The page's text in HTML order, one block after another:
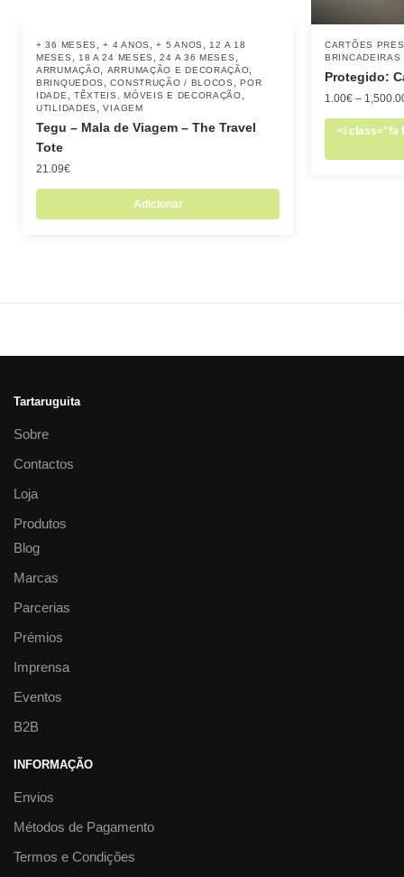
+ 36 MESES ,+ 4 ANOS ,+ 5 ANOS
12 A 18
MESES
18 A 24 MESES ,24 A 36 MESES
ARRUMAÇÃO ARRUMAÇÃO E DECORAÇÃO
BRINQUEDOS ,CONSTRUÇÃO / BLOCOS ,POR
IDADE
TÊXTEIS, MÓVEIS E DECORAÇÃO
UTILIDADES ,VIAGEM
Tegu – Mala de Viagem – The Travel
Tote
21.09€
Adicionar
CARTÕES
BRINCADEIRAS
Protegido:
1.00€ –
<i class="fa
Tartaruguita
Sobre
Contactos
Loja
Produtos
Blog
Marcas
Parcerias
Prémios
Imprensa
Eventos
B2B
INFORMAÇÃO
Envios
Métodos de Pagamento
Termos e Condições